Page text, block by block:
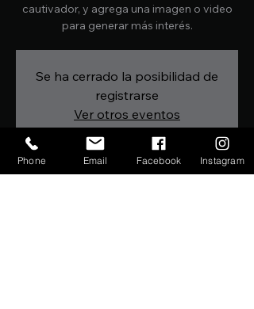
cautivador, y agrega una imagen o video
para generar más interés.
Se ha cerrado la posibilidad de
registrarse
Ver otros eventos
Horario y ubicación
Phone Email Facebook Instagram